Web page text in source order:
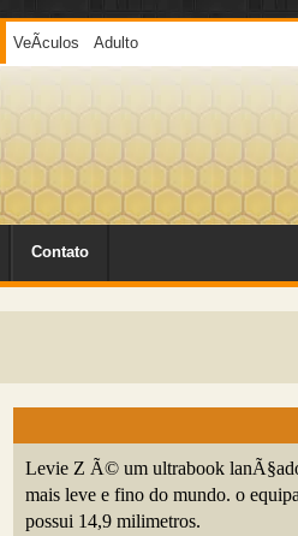
VeÃ­culos Adulto
Contato
Levie Z Ã© um ultrabook
mais leve e fino do mundo. o
possui 14,9 milimetros.